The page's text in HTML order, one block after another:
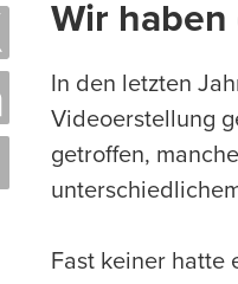
Wir
In den letzten
Videoerstellung
getroffen,
Fast keiner hatte